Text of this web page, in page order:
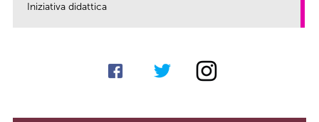
Iniziativa didattica